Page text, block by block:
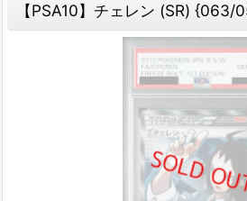
【PSA10】チェレン (SR)